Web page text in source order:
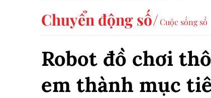
Chuyển động số Cuộc sống số
Robot đồ chơi
em thành mục